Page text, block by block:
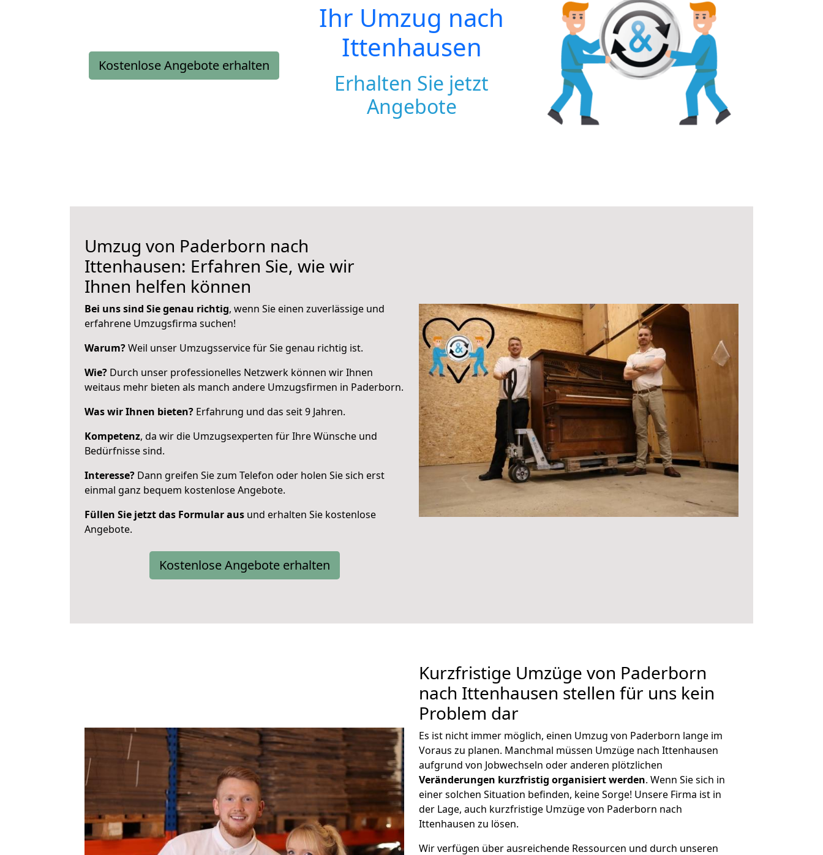
Kostenlose Angebote erhalten
Ihr Umzug nach
Ittenhausen
Erhalten Sie jetzt
Angebote
Umzug von Paderborn nach
Ittenhausen: Erfahren Sie, wie wir
Ihnen helfen können
Bei uns sind Sie genau richtig, wenn Sie einen zuverlässige und
erfahrene Umzugsfirma suchen!
Warum?Weil unser Umzugsservice für Sie genau richtig ist.
Wie? Durch unser professionelles Netzwerk können wir Ihnen
weitaus mehr bieten als manch andere Umzugsfirmen in Paderborn.
Was wir Ihnen bieten? Erfahrung und das seit 9 Jahren.
Kompetenz, da wir die Umzugsexperten für Ihre Wünsche und
Bedürfnisse sind.
Interesse? Dann greifen Sie zum Telefon oder holen Sie sich erst
einmal ganz bequem kostenlose Angebote.
Füllen Sie jetzt das Formular aus und erhalten Sie kostenlose
Angebote.
Kostenlose Angebote erhalten
Kurzfristige Umzüge von Paderborn
nach Ittenhausen stellen für uns kein
Problem dar
Es ist nicht immer möglich, einen Umzug von Paderborn lange im
Voraus zu planen. Manchmal müssen Umzüge nach Ittenhausen
aufgrund von Jobwechseln oder anderen plötzlichen
Veränderungen kurzfristig organisiert werden. Wenn Sie sich in
einer solchen Situation befinden, keine Sorge! Unsere Firma ist in
der Lage, auch kurzfristige Umzüge von Paderborn nach
Ittenhausen zu lösen.
Wir verfügen über ausreichende Ressourcen und durch unseren